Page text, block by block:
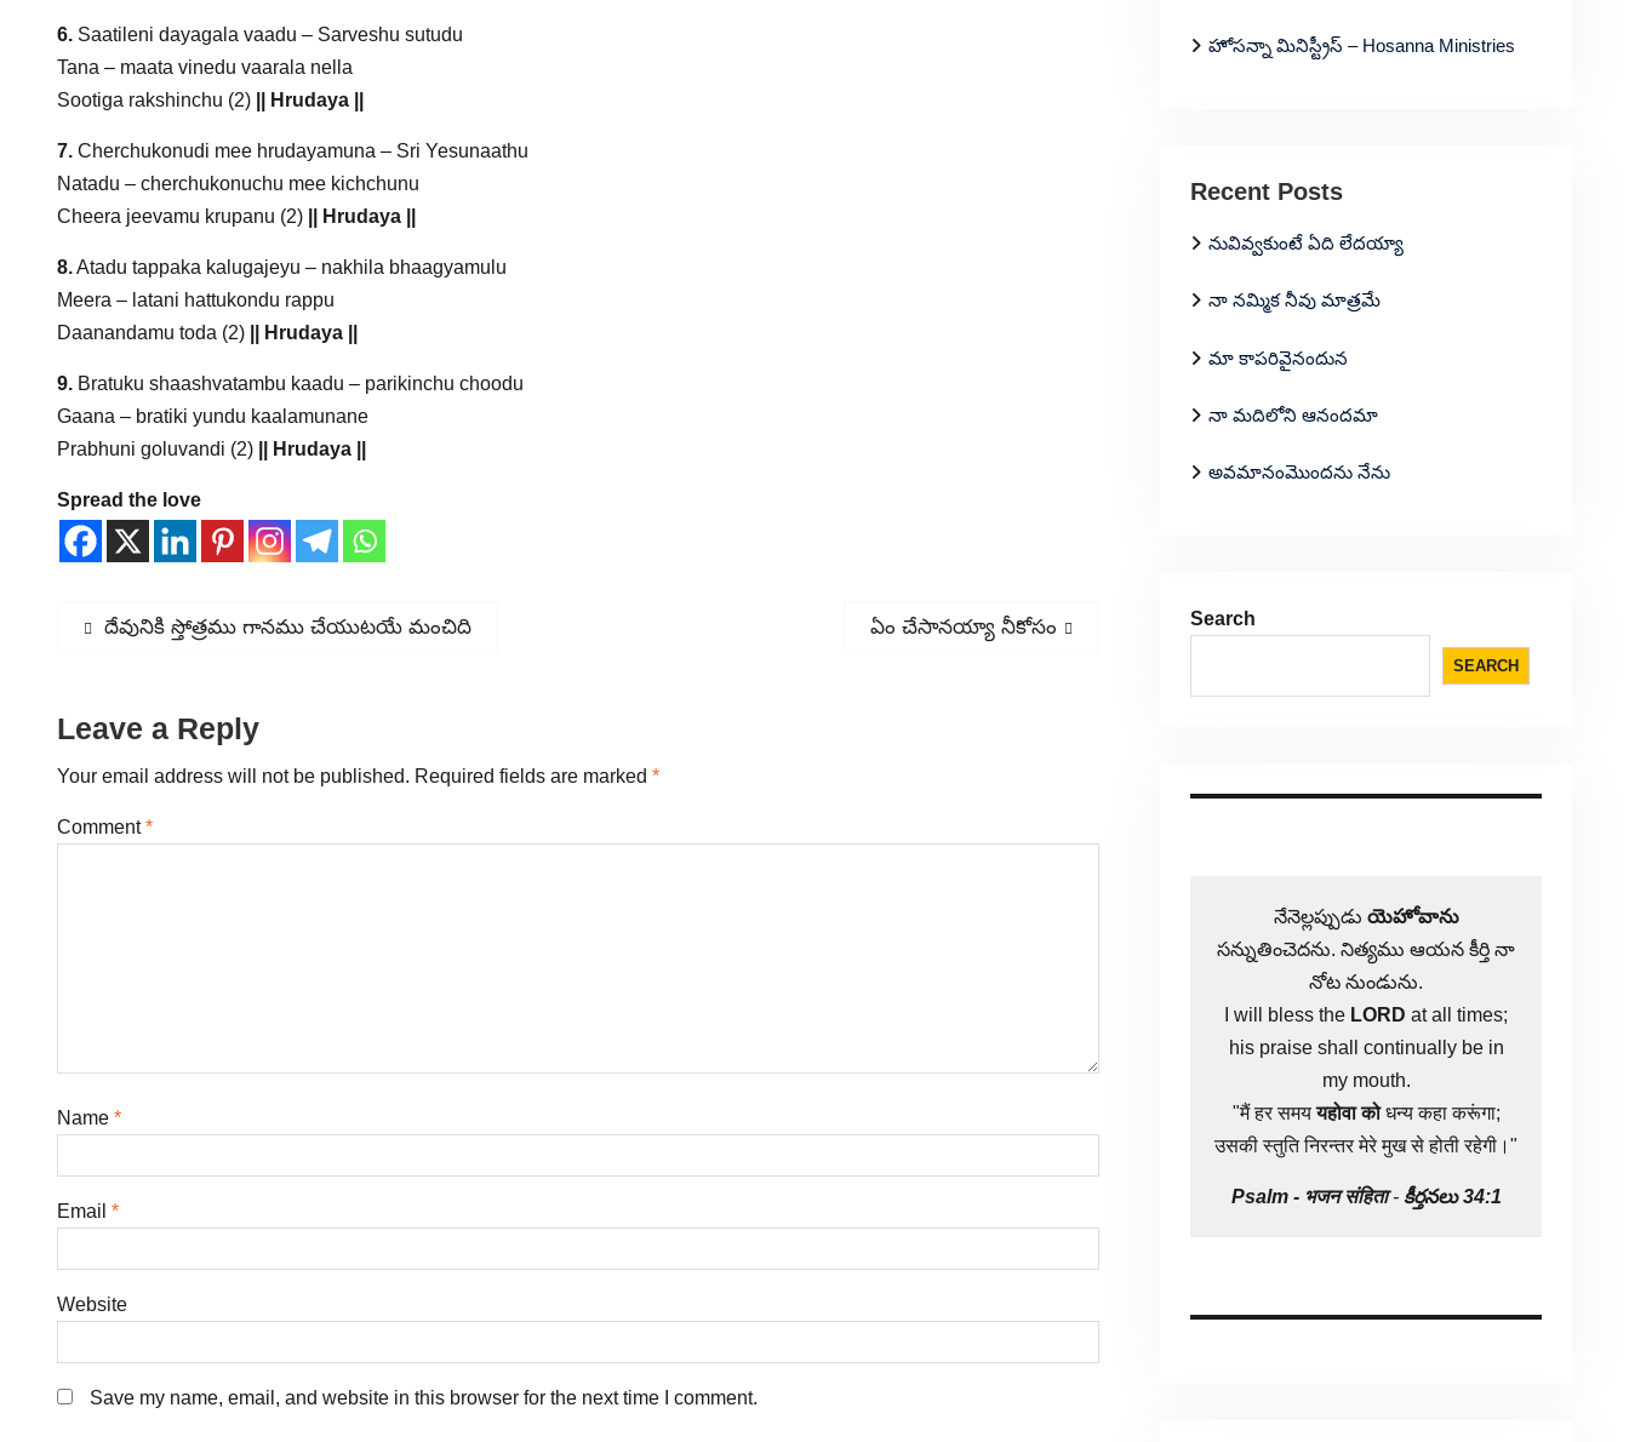
6. Saatileni dayagala vaadu – Sarveshu sutudu
Tana – maata vinedu vaarala nella
Sootiga rakshinchu (2)
|| Hrudaya ||
7. Cherchukonudi mee hrudayamuna – Sri Yesunaathu
Natadu – cherchukonuchu mee kichchunu
Cheera jeevamu krupanu (2)
|| Hrudaya ||
8.Atadu tappaka kalugajeyu – nakhila bhaagyamulu
Meera – latani hattukondu rappu
Daanandamu toda (2)
|| Hrudaya ||
9. Bratuku shaashvatambu kaadu – parikinchu choodu
Gaana – bratiki yundu kaalamunane
Prabhuni goluvandi (2)
|| Hrudaya ||
Spread the love
Post
Previous
దేవునికి స్తోత్రము గానము చేయుటయే మంచిది
Next
ఏం చేసానయ్యా నీకోసం
Leave a Reply
Your email address will not be published. Required fields are marked *
Comment*
Name *
Email *
Website
Save my name, email, and website in this browser for the next time I comment.
హోసన్నా మినిస్ట్రీస్ – Hosanna Ministries
Recent Posts
నువివ్వకుంటే ఏది లేదయ్యా
నా నమ్మిక నీవు మాత్రమే
మా కాపరివైనందున
నా మదిలోని ఆనందమా
అవమానంమొందను నేను
Search
SEARCH
నేనెల్లప్పుడు యెహోవాను
సన్నుతించెదను. నిత్యము ఆయన కీర్తి నా
నోట నుండును.
I will bless the LORD at all times;
his praise shall continually be in
my mouth.
"मैं हर समययहोवा कोधन्य कहा करूंगा;
उसकी स्तुति निरन्तर मेरे मुख से होती रहेगी।"
Psalm - भजन संहिता- కీర్తనలు 34:1